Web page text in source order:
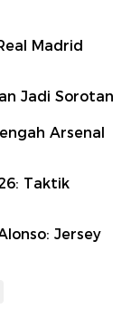
Madrid
Jadi Sorotan
Arsenal
Taktik
Jersey